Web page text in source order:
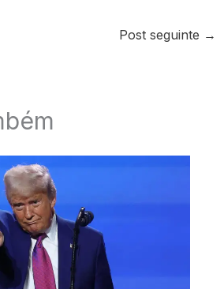
Post seguinte →